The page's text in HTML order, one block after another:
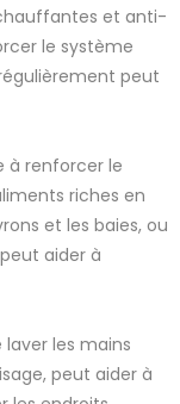
et anti-
le système
peut
à renforcer le
riches en
et les baies, ou
aider à
les mains
peut aider à